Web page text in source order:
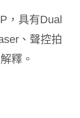
，具有Dual
、聲控拍
釋。